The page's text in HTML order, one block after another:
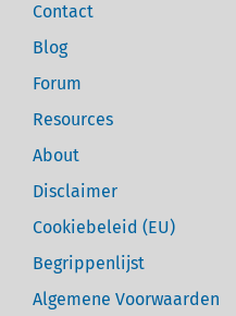
Contact
Blog
Forum
Resources
About
Disclaimer
Cookiebeleid (EU)
Begrippenlijst
Algemene Voorwaarden